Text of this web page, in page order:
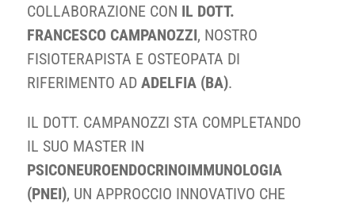
COLLABORAZIONE CON IL DOTT.
FRANCESCO CAMPANOZZI, NOSTRO
FISIOTERAPISTA E OSTEOPATA DI
RIFERIMENTO AD ADELFIA (BA).
IL DOTT. CAMPANOZZI STA COMPLETANDO
IL SUO MASTER IN
PSICONEUROENDOCRINOIMMUNOLOGIA
(PNEI), UN APPROCCIO INNOVATIVO CHE